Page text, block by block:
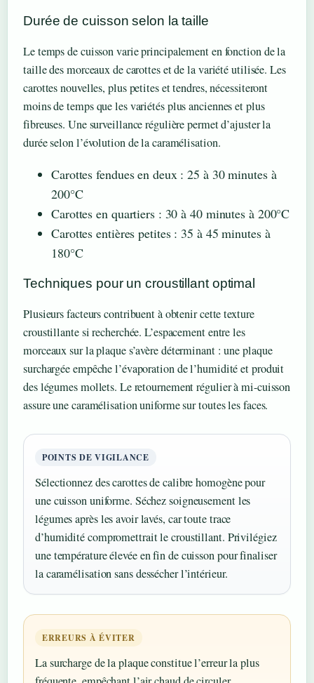
Durée de cuisson selon la taille
Le temps de cuisson varie principalement en fonction de la
taille des morceaux de carottes et de la variété utilisée. Les
carottes nouvelles, plus petites et tendres, nécessiteront
moins de temps que les variétés plus anciennes et plus
fibreuses. Une surveillance régulière permet d’ajuster la
durée selon l’évolution de la caramélisation.
Carottes fendues en deux : 25 à 30 minutes à
200°C
Carottes en quartiers : 30 à 40 minutes à 200°C
Carottes entières petites : 35 à 45 minutes à
180°C
Techniques pour un croustillant optimal
Plusieurs facteurs contribuent à obtenir cette texture
croustillante si recherchée. L’espacement entre les
morceaux sur la plaque s’avère déterminant : une plaque
surchargée empêche l’évaporation de l’humidité et produit
des légumes mollets. Le retournement régulier à mi-cuisson
assure une caramélisation uniforme sur toutes les faces.
POINTS DE VIGILANCE
Sélectionnez des carottes de calibre homogène pour
une cuisson uniforme. Séchez soigneusement les
légumes après les avoir lavés, car toute trace
d’humidité compromettrait le croustillant. Privilégiez
une température élevée en fin de cuisson pour finaliser
la caramélisation sans dessécher l’intérieur.
ERREURS À ÉVITER
La surcharge de la plaque constitue l’erreur la plus